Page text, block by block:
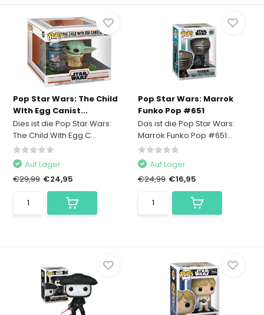
Pop Star Wars: The Child
WIth Egg Canist...
Dies ist die Pop Star Wars:
The Child With Egg C...
Auf Lager
€29,99 €24,95
Pop Star Wars: Marrok
Funko Pop #651
Das ist die Pop Star Wars:
Marrok Funko Pop #651...
Auf Lager
€24,99 €16,95